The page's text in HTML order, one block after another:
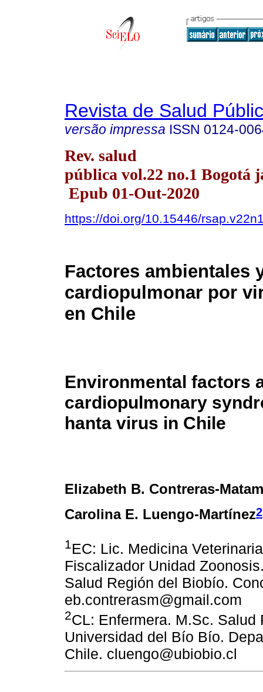
Revista de Salud
versão impressa ISSN 0124-
Rev. salud
pública vol.22 no.1 Bogotá
Epub 01-Out-2020
https://doi.org/10.15446/
Factores ambientales
cardiopulmonar por
en Chile
Environmental factors
cardiopulmonary
hanta virus in Chile
Elizabeth B. Contreras-
Carolina E. Luengo-Martínez2
1EC: Lic. Medicina
Fiscalizador Unidad
Salud Región del Biobío.
eb.contrerasm@gmail.com
2CL: Enfermera. M.Sc.
Universidad del Bío Bío.
Chile. cluengo@ubiobio.cl